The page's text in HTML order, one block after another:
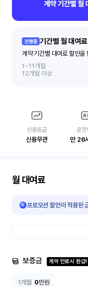
진행중 기간별 월 대여
계약 기간별 대여료 할인을
1~11개월
12개월 이상
신용등급
신용무관
운전
만 26
월 대여료
프로모션 할인이 적용된
보증금 계약 만료시 환급!
1개월 0만원